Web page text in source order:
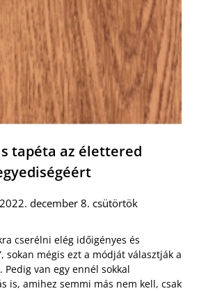
tapéta az élettered
december 8. csütörtök
cserélni elég időigényes és
sokan mégis ezt a módját választják a
van egy ennél sokkal
is, amihez semmi más nem kell, csak